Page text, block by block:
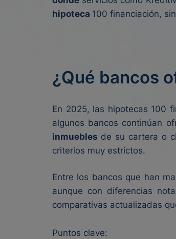
hipoteca 100 financiación,
¿Qué bancos
En 2025, las hipotecas 100
algunos bancos continúan
inmuebles de su cartera o
criterios muy estrictos.
Entre los bancos que han
aunque con diferencias
comparativas actualizadas
Puntos clave: